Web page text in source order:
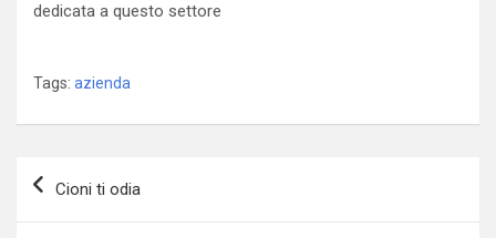
dedicata a questo settore
Tags: azienda
Navigazione
Cioni ti odia